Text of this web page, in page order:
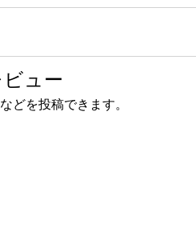
ュー
どを投稿できます。